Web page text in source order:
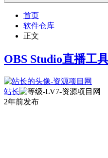
首页
软件仓库
正文
OBS Studio直播工
站长
2年前发布